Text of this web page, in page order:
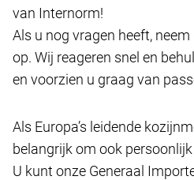
van Internorm!
Als u nog vragen heeft,
op. Wij reageren snel en
en voorzien u graag van
Als Europa’s leidende
belangrijk om ook
U kunt onze Generaal